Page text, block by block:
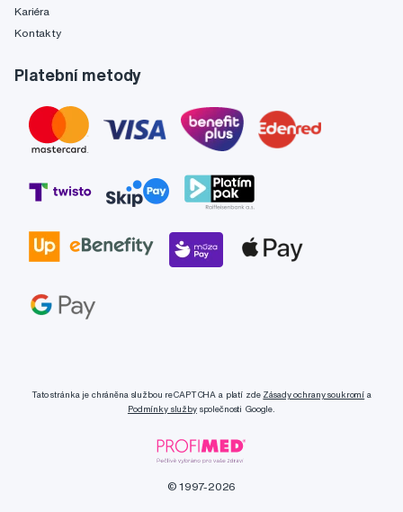
Kariéra
Kontakty
Platební metody
Tato stránka je chráněna službou reCAPTCHA a platí zde Zásady ochrany soukromí a
Podmínky službyspolečnosti Google.
© 1997-2026